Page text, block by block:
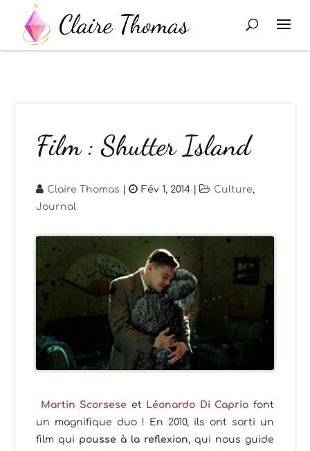
Film : Shutter Island
Claire Thomas | Fév 1, 2014 | Culture,
Journal
Martin Scorsese et Léonardo Di Caprio font
un magnifique duo ! En 2010, ils ont sorti un
film qui pousse à la reflexion, qui nous guide